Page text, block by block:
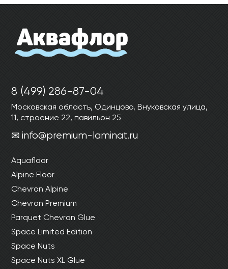
8 (499) 286-87-04
Московская область, Одинцово, Внуковская улица,
11, строение 22, павильон 25
info@premium-laminat.ru
Aquafloor
Alpine Floor
Chevron Alpine
Chevron Premium
Parquet Chevron Glue
Space Limited Edition
Space Nuts
Space Nuts XL Glue